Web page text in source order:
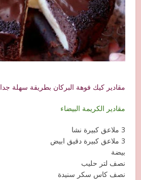
مقادير كيك فوهة البركان بطريقة سهلة جدا
مقادير الكريمة البيضاء
3 ملاعق كبيرة نشا
3 ملاعق كبيرة دقيق ابيض
بيضة
نصف لتر حليب
نصف كاس سكر سنيدة